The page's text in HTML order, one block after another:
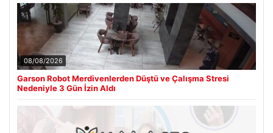
08/08/2026
Garson Robot Merdivenlerden Düştü ve Çalışma Stresi
Nedeniyle 3 Gün İzin Aldı